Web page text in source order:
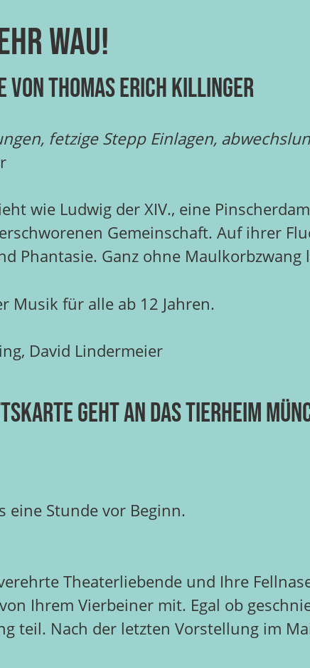
Wau!
von Thomas Erich Killinger
fetzige Stepp Einlagen,
wie Ludwig der XIV., eine
Gemeinschaft. Auf ihrer
Phantasie. Ganz ohne
Musik für alle ab 12 Jahren.
David Lindermeier
geht an das Tierheim
eine Stunde vor Beginn.
Theaterliebende und Ihre
Ihrem Vierbeiner mit. Egal ob
teil. Nach der letzten Vorstellung im